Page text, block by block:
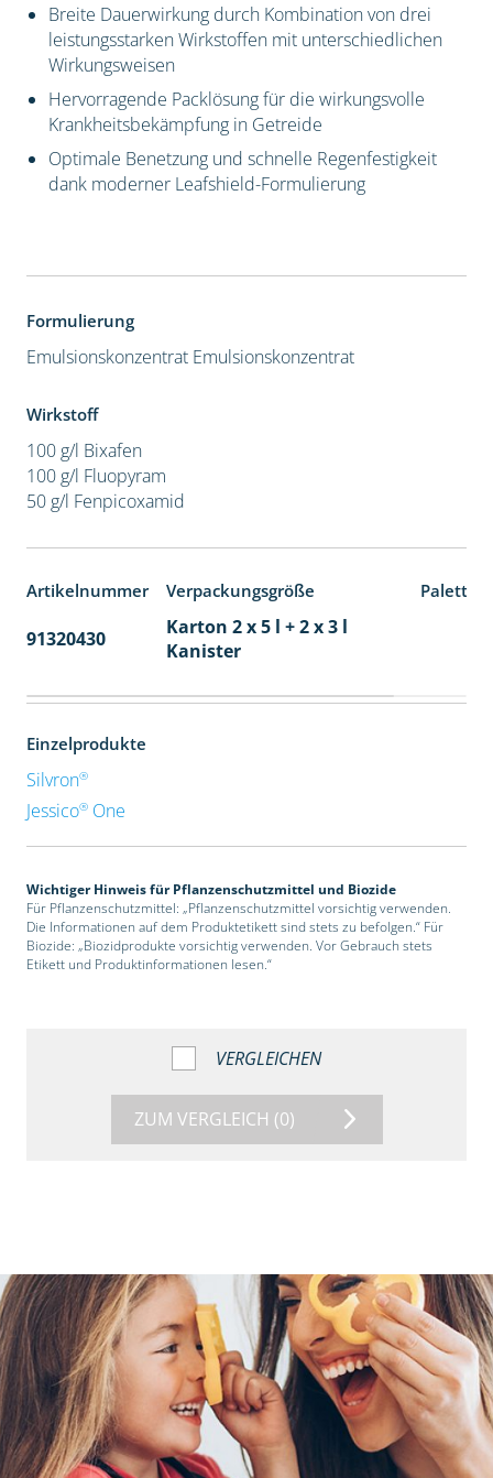
Breite Dauerwirkung durch Kombination von drei
leistungsstarken Wirkstoffen mit unterschiedlichen
Wirkungsweisen
Hervorragende Packlösung für die wirkungsvolle
Krankheitsbekämpfung in Getreide
Optimale Benetzung und schnelle Regenfestigkeit
dank moderner Leafshield-Formulierung
Formulierung
Emulsionskonzentrat Emulsionskonzentrat
Wirkstoff
100 g/l Bixafen
100 g/l Fluopyram
50 g/l Fenpicoxamid
Artikelnummer Verpackungsgröße
91320430
Karton 2 x 5 l + 2 x 3 l
Kanister
Einzelprodukte
Silvron®
Jessico®One
Wichtiger Hinweis für Pflanzenschutzmittel und Biozide
Für Pflanzenschutzmittel: „Pflanzenschutzmittel vorsichtig verwenden.
Die Informationen auf dem Produktetikett sind stets zu befolgen.“ Für
Biozide: „Biozidprodukte vorsichtig verwenden. Vor Gebrauch stets
Etikett und Produktinformationen lesen.“
VERGLEICHEN
ZUM VERGLEICH (0)